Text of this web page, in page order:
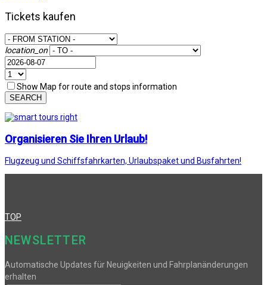
Tickets kaufen
location_on
Show Map for route and stops information
SEARCH
Organisieren Sie Ihren Urlaub!
Flugzeug und Schiffsfahrkarten, Urlaubspaket und Busfahrten!
TOP
NEWSLETTER
Automatische Updates für Neuigkeiten und Fahrplanänderungen
erhalten